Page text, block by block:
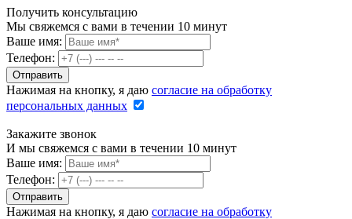
Получить консультацию
Мы свяжемся с вами в течении 10 минут
Ваше имя:
Телефон:
Нажимая на кнопку, я даю согласие на обработку
персональных данных
Закажите звонок
И мы свяжемся с вами в течении 10 минут
Ваше имя:
Телефон:
Нажимая на кнопку, я даю согласие на обработку